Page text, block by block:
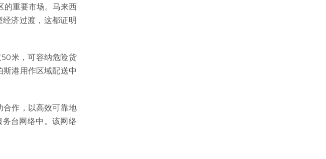
的重要市场。马来西
济过渡，这都证明
米，可容纳危险货
斯港用作区域配送中
合作，以高效可靠地
务台网络中。该网络